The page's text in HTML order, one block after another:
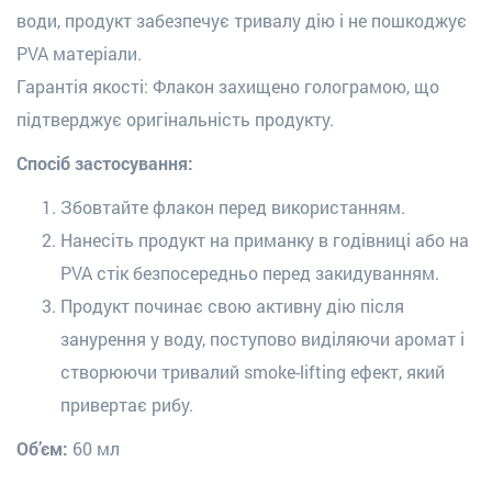
води, продукт забезпечує тривалу дію і не пошкоджує
PVA матеріали.
Гарантія якості: Флакон захищено голограмою, що
підтверджує оригінальність продукту.
Спосіб застосування:
Збовтайте флакон перед використанням.
Нанесіть продукт на приманку в годівниці або на
PVA стік безпосередньо перед закидуванням.
Продукт починає свою активну дію після
занурення у воду, поступово виділяючи аромат і
створюючи тривалий smoke-lifting ефект, який
привертає рибу.
Об’єм: 60 мл